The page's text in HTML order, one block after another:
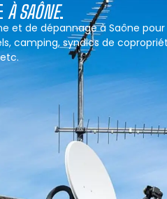
À SAÔNE.
et de dépannage à Saône pour
camping, syndics de